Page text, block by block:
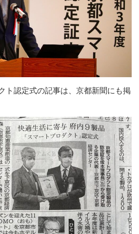
ト認定式の記事は、京都新聞にも掲